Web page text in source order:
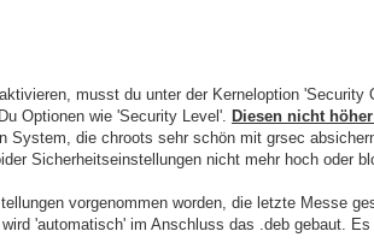
musst du unter der Kerneloption
Optionen wie 'Security Level'.
Diesen nicht
System, die chroots sehr schön mit grsec
Sicherheitseinstellungen nicht mehr hoch oder
vorgenommen worden, die letzte Messe
'automatisch' im Anschluss das .deb gebaut.